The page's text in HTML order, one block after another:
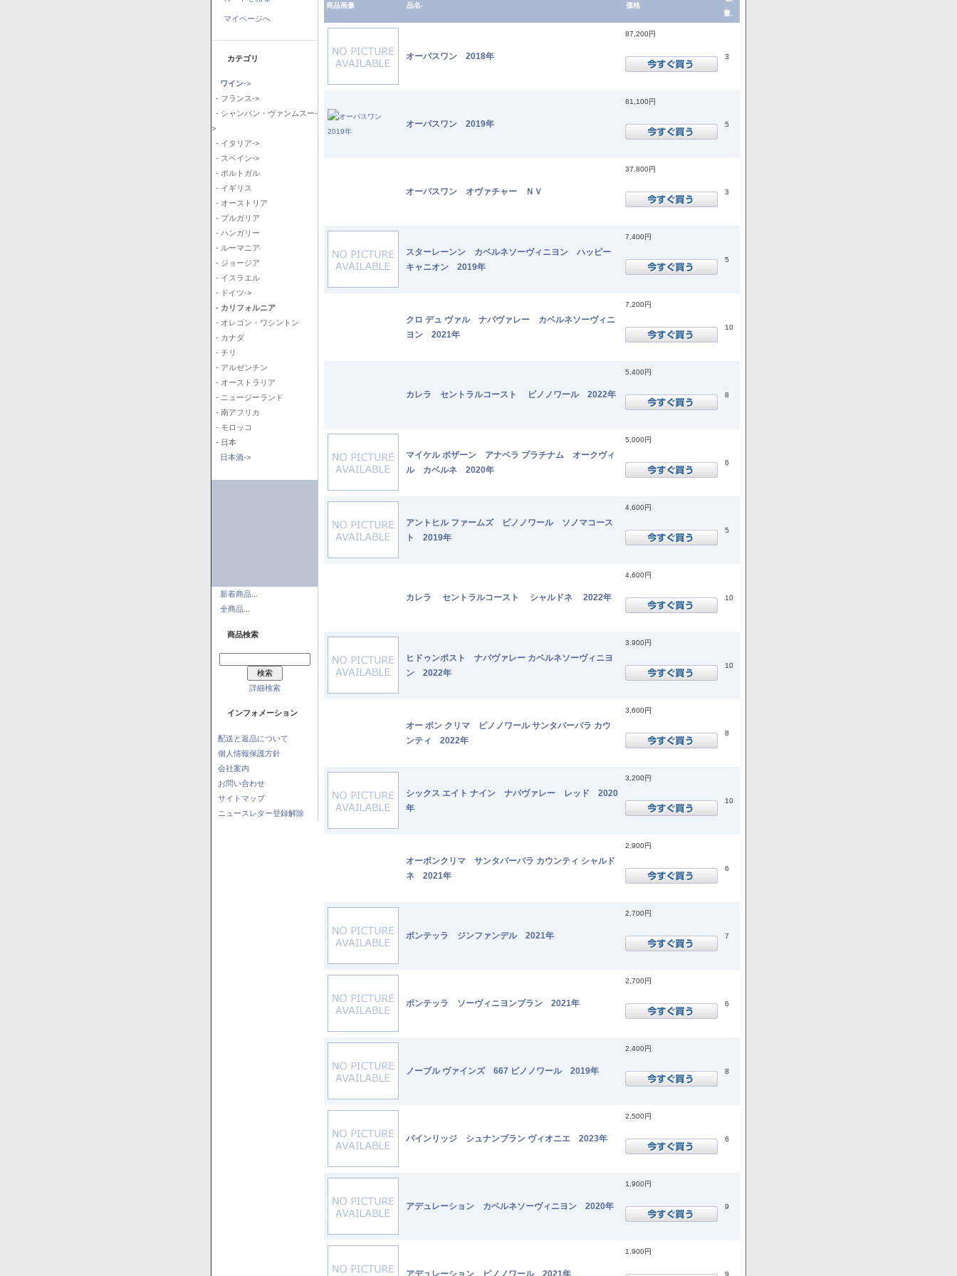
マイページへ
カテゴリ
ワイン->
- フランス->
- シャンパン・ヴァンムスー-
>
- イタリア->
- スペイン->
- ポルトガル
- イギリス
- オーストリア
- ブルガリア
- ハンガリー
- ルーマニア
- ジョージア
- イスラエル
- ドイツ->
- カリフォルニア
- オレゴン・ワシントン
- カナダ
- チリ
- アルゼンチン
- オーストラリア
- ニュージーランド
- 南アフリカ
- モロッコ
- 日本
日本酒->
新着商品...
全商品...
商品検索
詳細検索
インフォメーション
配送と返品について
個人情報保護方針
会社案内
お問い合わせ
サイトマップ
ニュースレター登録解除
商品画像 品名- 価格
量.
オーパスワン 2018年
87,200円
3
オーパスワン 2019年
81,100円
5
オーパスワン オヴァチャー ＮＶ
37,800円
3
スターレーンン カベルネソーヴィニヨン ハッピー
キャニオン 2019年
7,400円
5
クロ デュ ヴァル ナパヴァレー カベルネソーヴィニ
ヨン 2021年
7,200円
10
カレラ セントラルコースト ピノノワール 2022年
5,400円
8
マイケル ポザーン アナベラ プラチナム オークヴィ
ル カベルネ 2020年
5,000円
6
アントヒル ファームズ ピノノワール ソノマコース
ト 2019年
4,600円
5
カレラ セントラルコースト シャルドネ 2022年
4,600円
10
ヒドゥンポスト ナパヴァレー カベルネソーヴィニヨ
ン 2022年
3,900円
10
オー ボン クリマ ピノノワール サンタバーバラ カウ
ンティ 2022年
3,600円
8
シックス エイト ナイン ナパヴァレー レッド 2020
年
3,200円
10
オーボンクリマ サンタバーバラ カウンティ シャルド
ネ 2021年
2,900円
6
ボンテッラ ジンファンデル 2021年
2,700円
7
ボンテッラ ソーヴィニヨンブラン 2021年
2,700円
6
ノーブル ヴァインズ 667 ピノノワール 2019年
2,400円
8
パインリッジ シュナンブラン ヴィオニエ 2023年
2,500円
6
アデュレーション カベルネソーヴィニヨン 2020年
1,900円
9
アデュレーション ピノノワール 2021年
1,900円
9